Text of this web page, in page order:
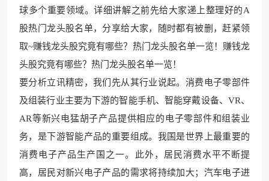
球多个重要领域。详细讲解之前先给大家递上整理好的A
股热门龙头股名单，分享给大家，随时都有被删，赶紧领
取~赚钱龙头股究竟有哪些？热门龙头股名单一览！赚钱龙
头股究竟有哪些？热门龙头股名单一览！
要分析立讯精密，我们先从其行业说起。消费电子零部件
及组装行业主要为下游的智能手机、智能穿戴设备、VR、
AR等新兴电猛胡子产品提供相应的电子零部件和组装业
务，是下游智能产品的重要组成。我国是世界上最重要的
消费电子产品生产国之一。此外，居民消费水平不断提
高，居民对新兴电子产品的需求将持续加大； 汽车电子进